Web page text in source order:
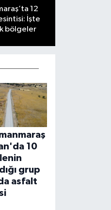
12
İşte
bölgeler
10
grup
asfalt